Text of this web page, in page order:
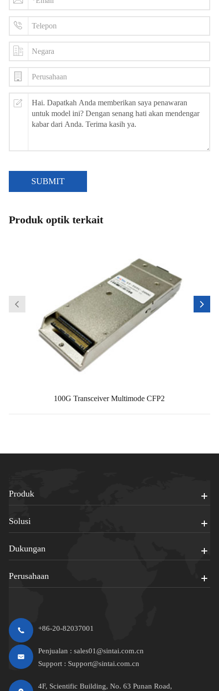
SUBMIT
Produk optik terkait
100G Transceiver Multimode CFP2
Produk
Solusi
Dukungan
Perusahaan
+86-20-82037001
Penjualan : sales01@sintai.com.cn
Support : Support@sintai.com.cn
4F, Scientific Building, No. 63 Punan Road,